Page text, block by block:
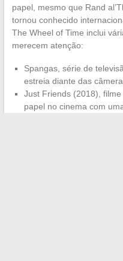
papel, mesmo que Rand
tornou conhecido
The Wheel of Time inclui
merecem atenção:
Spangas, série de
estreia diante das
Just Friends (2018),
papel no cinema com